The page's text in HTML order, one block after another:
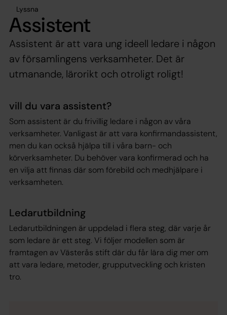
Lyssna
Assistent
Assistent är att vara ung ideell ledare i någon
av församlingens verksamheter. Det är
utmanande, lärorikt och otroligt roligt!
vill du vara assistent?
Som assistent är du frivillig ledare i någon av våra
verksamheter. Vanligast är att vara konfirmandassistent,
men du kan också hjälpa till i våra barn- och
körverksamheter. Du behöver vara konfirmerad och ha
en vilja att finnas där som förebild och medhjälpare i
verksamheten.
Ledarutbildning
Ledarutbildningen är uppdelad i flera steg, där varje år
som ledare är ett steg. Vi följer modellen som är
framtagen av Västerås stift där du får lära dig mer om
att vara ledare, metoder, grupputveckling och kristen
tro.